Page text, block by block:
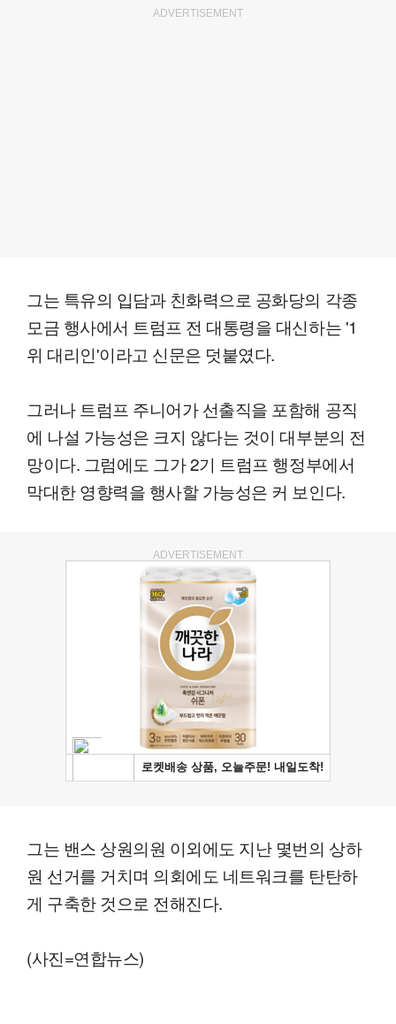
ADVERTISEMENT
그는 특유의 입담과 친화력으로 공화당의 각종
모금 행사에서 트럼프 전 대통령을 대신하는 '1
위 대리인'이라고 신문은 덧붙였다.
그러나 트럼프 주니어가 선출직을 포함해 공직
에 나설 가능성은 크지 않다는 것이 대부분의 전
망이다. 그럼에도 그가 2기 트럼프 행정부에서
막대한 영향력을 행사할 가능성은 커 보인다.
ADVERTISEMENT
그는 밴스 상원의원 이외에도 지난 몇번의 상하
원 선거를 거치며 의회에도 네트워크를 탄탄하
게 구축한 것으로 전해진다.
(사진=연합뉴스)